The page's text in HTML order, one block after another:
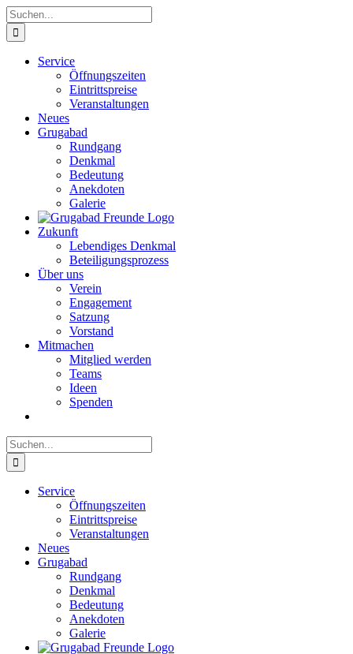
Zum
Inhalt
springen
Suche
nach:
Service
Öffnungszeiten
Eintrittspreise
Veranstaltungen
Neues
Grugabad
Rundgang
Denkmal
Bedeutung
Anekdoten
Galerie
Zukunft
Lebendiges Denkmal
Beteiligungsprozess
Über uns
Verein
Engagement
Satzung
Vorstand
Mitmachen
Mitglied werden
Teams
Ideen
Spenden
Suche
nach:
Service
Öffnungszeiten
Eintrittspreise
Veranstaltungen
Neues
Grugabad
Rundgang
Denkmal
Bedeutung
Anekdoten
Galerie